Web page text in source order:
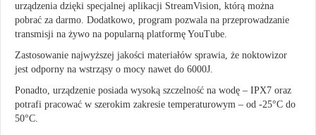
urządzenia dzięki specjalnej aplikacji StreamVision, którą można
pobrać za darmo. Dodatkowo, program pozwala na przeprowadzanie
transmisji na żywo na popularną platformę YouTube.
Zastosowanie najwyższej jakości materiałów sprawia, że noktowizor
jest odporny na wstrząsy o mocy nawet do 6000J.
Ponadto, urządzenie posiada wysoką szczelność na wodę – IPX7 oraz
potrafi pracować w szerokim zakresie temperaturowym – od -25°C do
50°C.